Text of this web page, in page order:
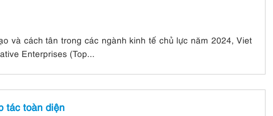
và cách tân trong các ngành kinh tế chủ lực năm 2024, Viet
Enterprises (Top...
tác toàn diện